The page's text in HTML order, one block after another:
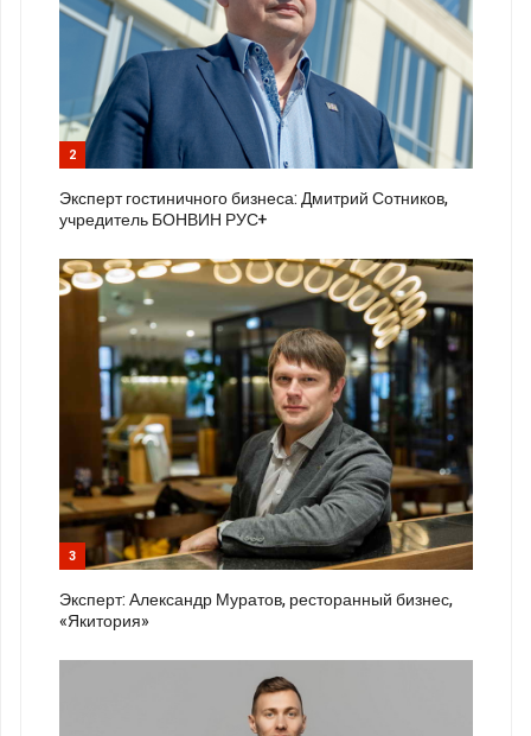
2
Эксперт гостиничного бизнеса: Дмитрий Сотников,
учредитель БОНВИН РУС+
3
Эксперт: Александр Муратов, ресторанный бизнес,
«Якитория»